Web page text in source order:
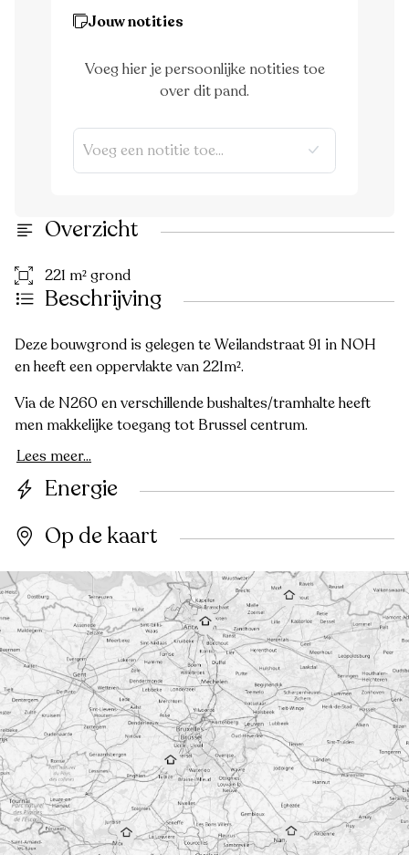
Jouw notities
Voeg hier je persoonlijke notities toe
over dit pand.
Overzicht
221 m² grond
Beschrijving
Deze bouwgrond is gelegen te Weilandstraat 91 in NOH
en heeft een oppervlakte van 221m².
Via de N260 en verschillende bushaltes/tramhalte heeft
men makkelijke toegang tot Brussel centrum.
Lees meer...
Energie
Op de kaart